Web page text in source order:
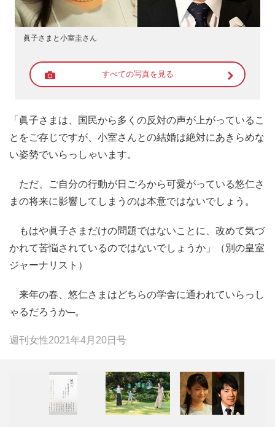
眞子さまと小室圭さん
すべての写真を見る
「眞子さまは、国民から多くの反対の声が上がっているこ
とをご存じですが、小室さんとの結婚は絶対にあきらめな
い姿勢でいらっしゃいます。
ただ、ご自分の行動が日ごろから可愛がっている悠仁さ
まの将来に影響してしまうのは本意ではないでしょう。
もはや眞子さまだけの問題ではないことに、改めて気づ
かれて苦悩されているのではないでしょうか」（別の皇室
ジャーナリスト）
来年の春、悠仁さまはどちらの学舎に通われていらっし
ゃるだろうか─。
週刊女性2021年4月20日号